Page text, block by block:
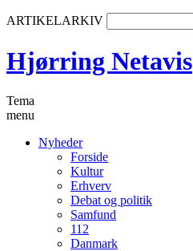
ARTIKELARKIV
Hjørring Netavis
Tema
menu
Nyheder
Forside
Kultur
Erhverv
Debat og politik
Samfund
112
Danmark